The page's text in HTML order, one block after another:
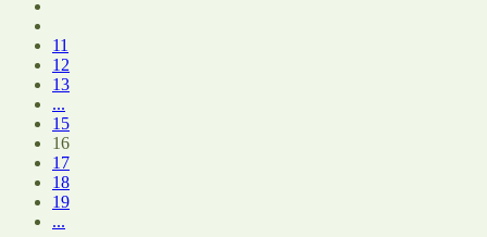
11
12
13
...
15
16
17
18
19
...